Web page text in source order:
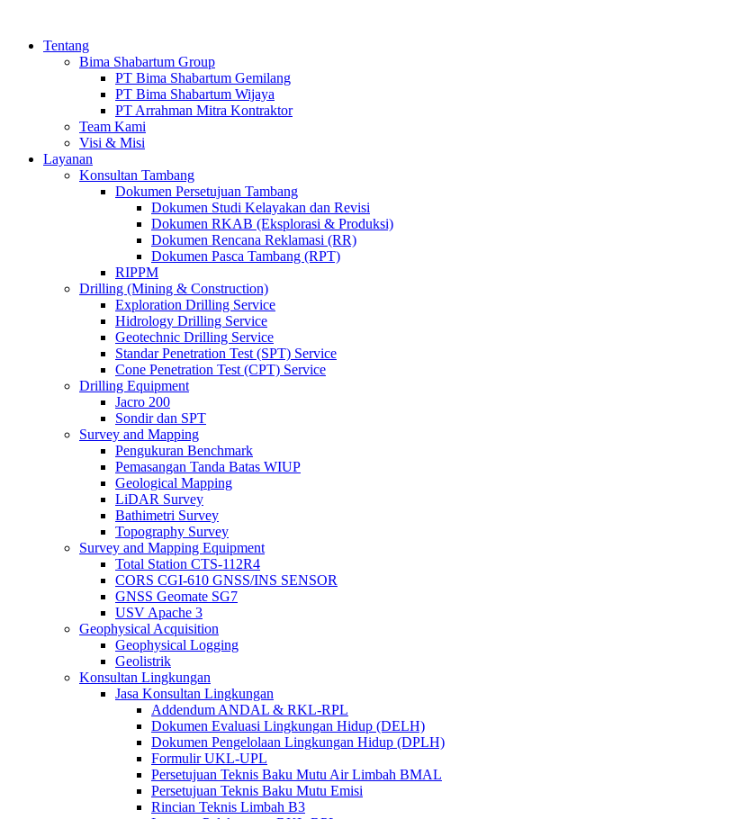
Tentang
Bima Shabartum Group
PT Bima Shabartum Gemilang
PT Bima Shabartum Wijaya
PT Arrahman Mitra Kontraktor
Team Kami
Visi & Misi
Layanan
Konsultan Tambang
Dokumen Persetujuan Tambang
Dokumen Studi Kelayakan dan Revisi
Dokumen RKAB (Eksplorasi & Produksi)
Dokumen Rencana Reklamasi (RR)
Dokumen Pasca Tambang (RPT)
RIPPM
Drilling (Mining & Construction)
Exploration Drilling Service
Hidrology Drilling Service
Geotechnic Drilling Service
Standar Penetration Test (SPT) Service
Cone Penetration Test (CPT) Service
Drilling Equipment
Jacro 200
Sondir dan SPT
Survey and Mapping
Pengukuran Benchmark
Pemasangan Tanda Batas WIUP
Geological Mapping
LiDAR Survey
Bathimetri Survey
Topography Survey
Survey and Mapping Equipment
Total Station CTS-112R4
CORS CGI-610 GNSS/INS SENSOR
GNSS Geomate SG7
USV Apache 3
Geophysical Acquisition
Geophysical Logging
Geolistrik
Konsultan Lingkungan
Jasa Konsultan Lingkungan
Addendum ANDAL & RKL-RPL
Dokumen Evaluasi Lingkungan Hidup (DELH)
Dokumen Pengelolaan Lingkungan Hidup (DPLH)
Formulir UKL-UPL
Persetujuan Teknis Baku Mutu Air Limbah BMAL
Persetujuan Teknis Baku Mutu Emisi
Rincian Teknis Limbah B3